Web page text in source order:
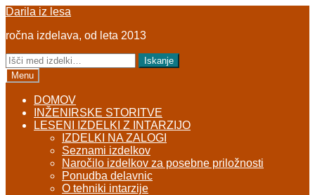
Skip
navigation
Skip
content
Darila iz lesa
ročna izdelava, od leta 2013
Išči:
Iskanje
Menu
DOMOV
INŽENIRSKE STORITVE
LESENI IZDELKI Z INTARZIJO
IZDELKI NA ZALOGI
Seznami izdelkov
Naročilo izdelkov za posebne priložnosti
Ponudba delavnic
O tehniki intarzije